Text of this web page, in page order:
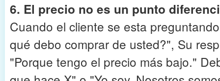
6. El precio no es un punto
Cuando el cliente se esta
qué debo comprar de usted?", Su
"Porque tengo el precio más bajo."